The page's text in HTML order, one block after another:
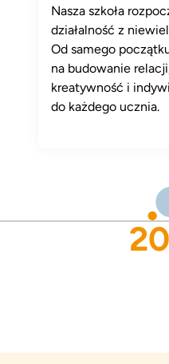
Nasza szkoła
działalność z
Od samego
na budowanie
kreatywność i
do każdego ucznia.